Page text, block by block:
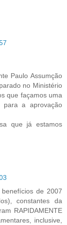
Paulo Assumção
no Ministério
que façamos uma
para a aprovação
que já estamos
de 2007
constantes da
RAPIDAMENTE
inclusive,